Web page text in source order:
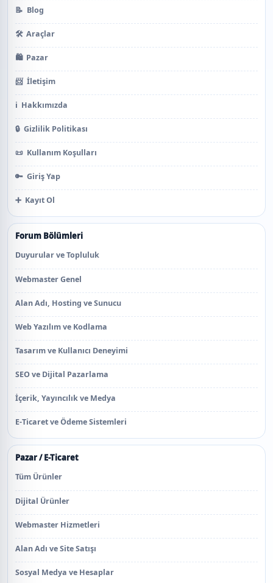
📝 Blog
🛠️ Araçlar
🛍️ Pazar
📨 İletişim
ℹ️ Hakkımızda
🔒 Gizlilik Politikası
📜 Kullanım Koşulları
🔑 Giriş Yap
➕ Kayıt Ol
Forum Bölümleri
Duyurular ve Topluluk
Webmaster Genel
Alan Adı, Hosting ve Sunucu
Web Yazılım ve Kodlama
Tasarım ve Kullanıcı Deneyimi
SEO ve Dijital Pazarlama
İçerik, Yayıncılık ve Medya
E-Ticaret ve Ödeme Sistemleri
Pazar / E-Ticaret
Tüm Ürünler
Dijital Ürünler
Webmaster Hizmetleri
Alan Adı ve Site Satışı
Sosyal Medya ve Hesaplar